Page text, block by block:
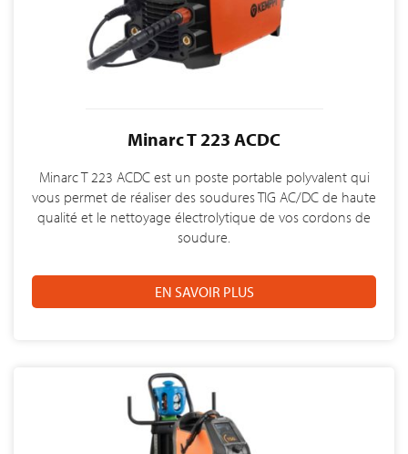
Minarc T 223 ACDC
Minarc T 223 ACDC est un poste portable polyvalent qui
vous permet de réaliser des soudures TIG AC/DC de haute
qualité et le nettoyage électrolytique de vos cordons de
soudure.
EN SAVOIR PLUS